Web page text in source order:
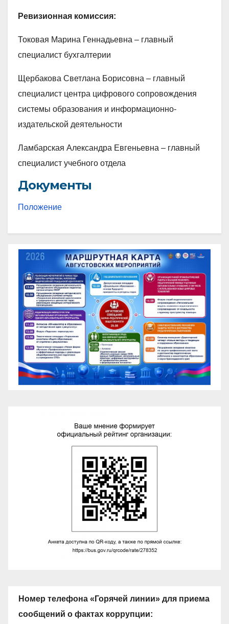
Ревизионная комиссия:
Токовая Марина Геннадьевна – главный
специалист бухгалтерии
Щербакова Светлана Борисовна – главный
специалист центра цифрового сопровождения
системы образования и информационно-
издательской деятельности
Ламбарская Александра Евгеньевна – главный
специалист учебного отдела
Документы
Положение
Номер телефона «Горячей линии» для приема
сообщений о фактах коррупции: